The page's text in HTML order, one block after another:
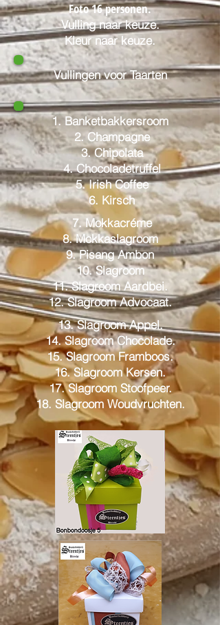
Foto 16 personen.
Vulling naar keuze.
Kleur naar keuze.
Vullingen voor Taarten
1. Banketbakkersroom
2. Champagne
3. Chipolata
4. Chocoladetruffel
5. Irish Coffee
6. Kirsch
7. Mokkacréme
8. Mokkaslagroom
9. Pisang Ambon
10. Slagroom
11. Slagroom Aardbei.
12. Slagroom Advocaat.
13. Slagroom Appel.
14. Slagroom Chocolade.
15. Slagroom Framboos.
16. Slagroom Kersen.
17. Slagroom Stoofpeer.
18. Slagroom Woudvruchten.